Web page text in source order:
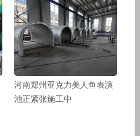
河南郑州亚克力美人鱼表演
池正紧张施工中